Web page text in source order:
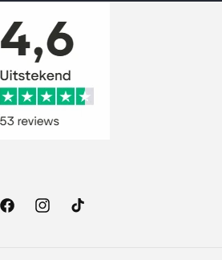
FacebookInstagramTikTok